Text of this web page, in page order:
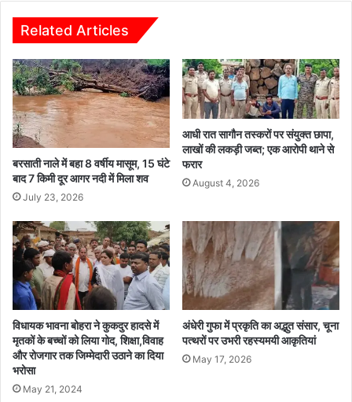
लेकिन
लीव
बैलेंस
से
एक
दिन
भी
नहीं
घटा
Related Articles
बरसाती नाले में बहा 8 वर्षीय मासूम, 15 घंटे
बाद 7 किमी दूर आगर नदी में मिला शव
July 23, 2026
आधी रात सागौन तस्करों पर संयुक्त छापा,
लाखों की लकड़ी जब्त; एक आरोपी थाने से
फरार
August 4, 2026
विधायक भावना बोहरा ने कुकदुर हादसे में
मृतकों के बच्चों को लिया गोद, शिक्षा,विवाह
और रोजगार तक जिम्मेदारी उठाने का दिया
भरोसा
May 21, 2024
अंधेरी गुफा में प्रकृति का अद्भुत संसार, चूना
पत्थरों पर उभरी रहस्यमयी आकृतियां
May 17, 2026